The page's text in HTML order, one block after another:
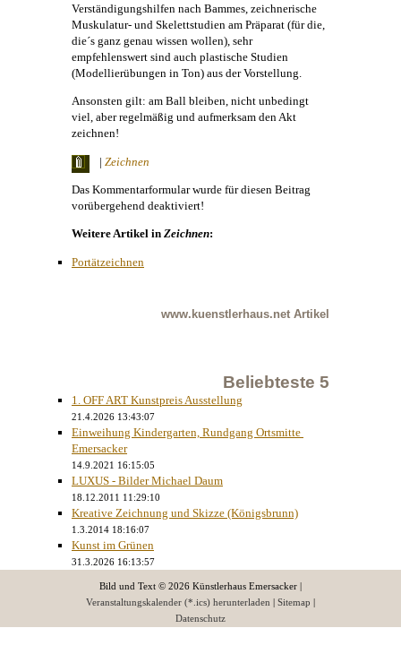
Verständigungshilfen nach Bammes, zeichnerische
Muskulatur- und Skelettstudien am Präparat (für die,
die´s ganz genau wissen wollen), sehr
empfehlenswert sind auch plastische Studien
(Modellierübungen in Ton) aus der Vorstellung.
Ansonsten gilt: am Ball bleiben, nicht unbedingt
viel, aber regelmäßig und aufmerksam den Akt
zeichnen!
| Zeichnen
Das Kommentarformular wurde für diesen Beitrag
vorübergehend deaktiviert!
Weitere Artikel in Zeichnen:
Portätzeichnen
www.kuenstlerhaus.net Artikel
Beliebteste 5
1. OFF ART Kunstpreis Ausstellung
21.4.2026 13:43:07
Einweihung Kindergarten, Rundgang Ortsmitte
Emersacker
14.9.2021 16:15:05
LUXUS - Bilder Michael Daum
18.12.2011 11:29:10
Kreative Zeichnung und Skizze (Königsbrunn)
1.3.2014 18:16:07
Kunst im Grünen
31.3.2026 16:13:57
Bild und Text © 2026 Künstlerhaus Emersacker |
Veranstaltungskalender (*.ics) herunterladen
Sitemap
Datenschutz